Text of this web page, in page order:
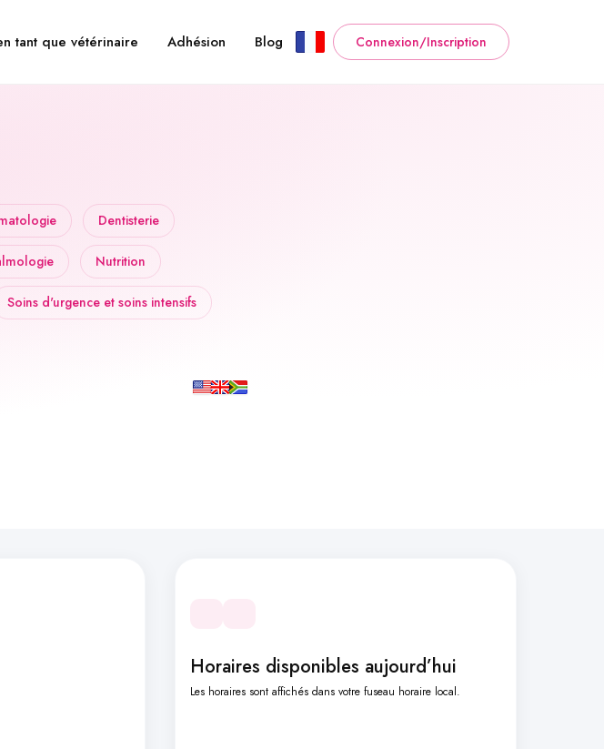
tant que vétérinaire Adhésion Blog Connexion/Inscription
Dentisterie
Nutrition
Soins d'urgence et soins intensifs
Horaires disponibles aujourd’hui
Les horaires sont affichés dans votre fuseau horaire local.